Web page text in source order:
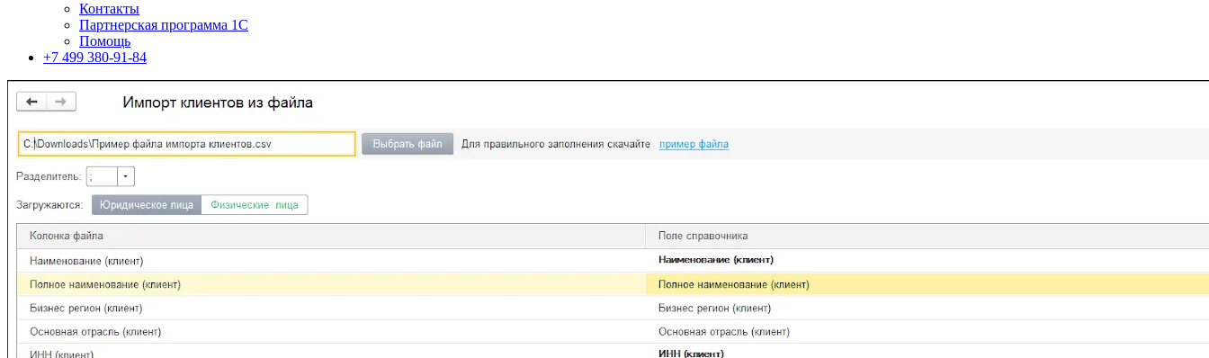
Контакты
Партнерская программа 1С
Помощь
+7 499 380-91-84